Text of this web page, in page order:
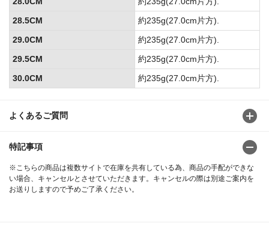
よくあるご質問
特記事項
※こちらの商品は複数サイトで在庫を共有している為、商品の手配ができな
い場合、キャンセルとさせていただきます。キャンセルの際は別途ご案内を
お送りしますので予めご了承ください。
28.5CM
約235g(27.0cm片方).
29.0CM
約235g(27.0cm片方).
29.5CM
約235g(27.0cm片方).
30.0CM
約235g(27.0cm片方).